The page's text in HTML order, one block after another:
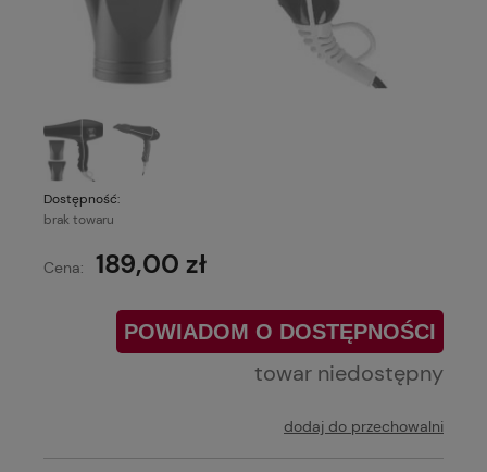
Dostępność:
brak towaru
Cena: 189,00 zł
POWIADOM O DOSTĘPNOŚCI
towar niedostępny
dodaj do przechowalni